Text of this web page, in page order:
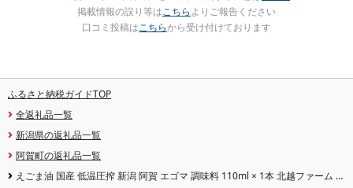
掲載情報の誤り等はこちらよりご報告ください
口コミ投稿はこちらから受け付けております
ふるさと納税ガイドTOP
全返礼品一覧
新潟県の返礼品一覧
阿賀町の返礼品一覧
えごま油 国産 低温圧搾 新潟 阿賀 エゴマ 調味料 110ml × 1本 北越ファーム 送